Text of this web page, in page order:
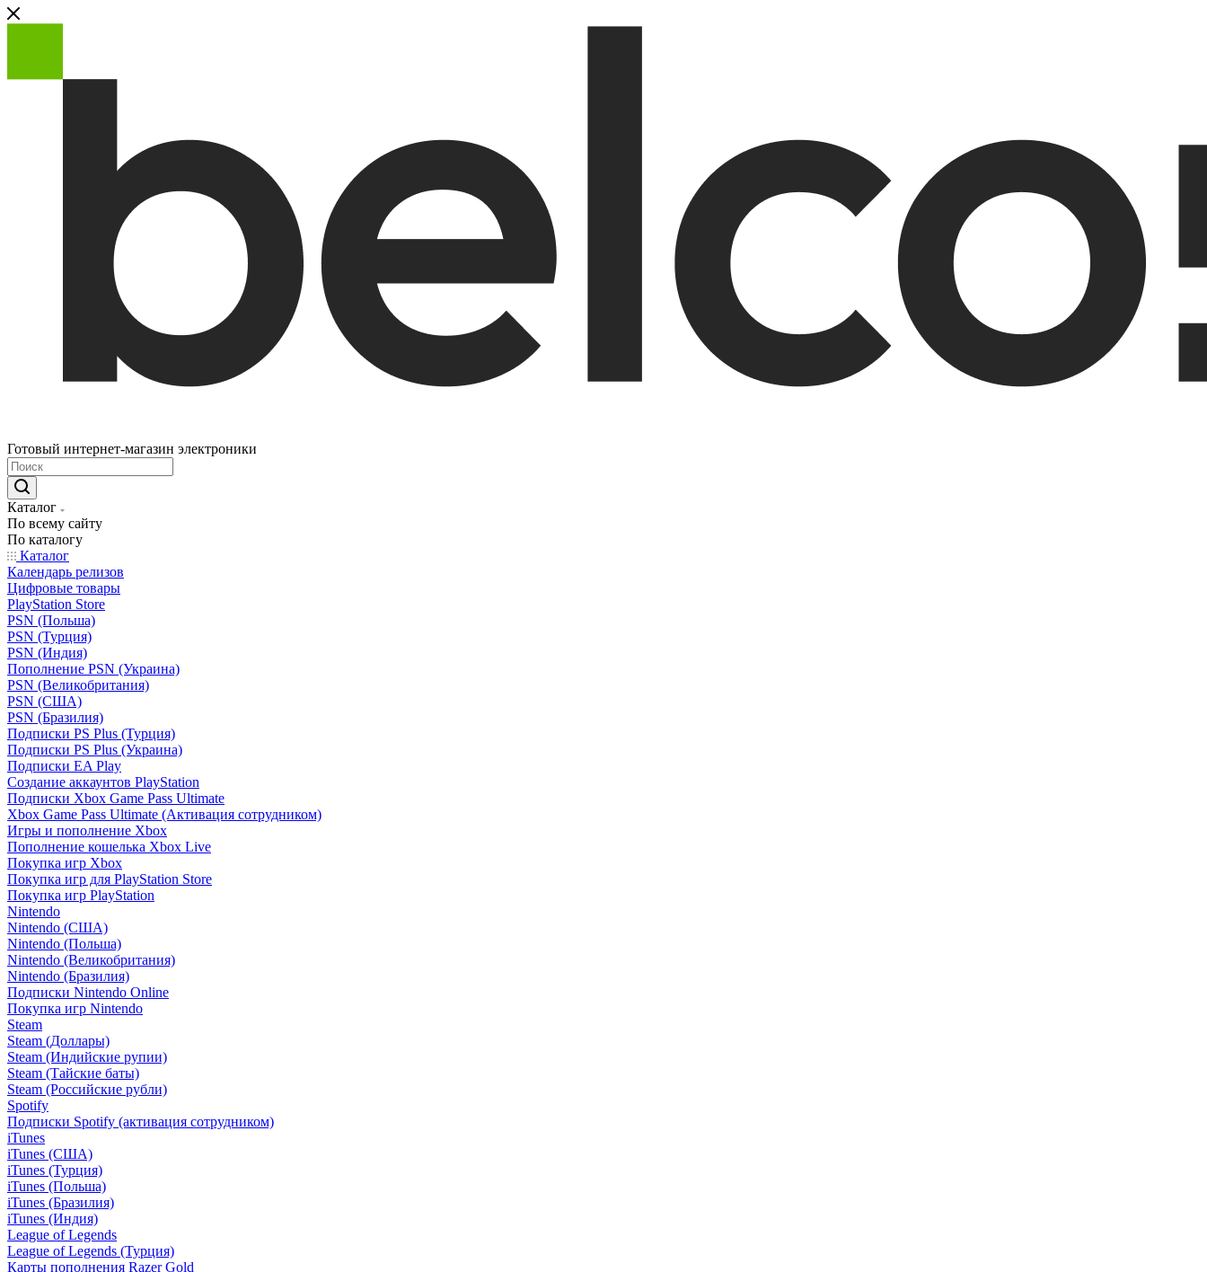
Готовый интернет-магазин электроники
Каталог
По всему сайту
По каталогу
Каталог
Календарь релизов
Цифровые товары
PlayStation Store
PSN (Польша)
PSN (Турция)
PSN (Индия)
Пополнение PSN (Украина)
PSN (Великобритания)
PSN (США)
PSN (Бразилия)
Подписки PS Plus (Турция)
Подписки PS Plus (Украина)
Подписки EA Play
Создание аккаунтов PlayStation
Подписки Xbox Game Pass Ultimate
Xbox Game Pass Ultimate (Активация сотрудником)
Игры и пополнение Xbox
Пополнение кошелька Xbox Live
Покупка игр Xbox
Покупка игр для PlayStation Store
Покупка игр PlayStation
Nintendo
Nintendo (США)
Nintendo (Польша)
Nintendo (Великобритания)
Nintendo (Бразилия)
Подписки Nintendo Online
Покупка игр Nintendo
Steam
Steam (Доллары)
Steam (Индийские рупии)
Steam (Тайские баты)
Steam (Российские рубли)
Spotify
Подписки Spotify (активация сотрудником)
iTunes
iTunes (США)
iTunes (Турция)
iTunes (Польша)
iTunes (Бразилия)
iTunes (Индия)
League of Legends
League of Legends (Турция)
Карты пополнения Razer Gold